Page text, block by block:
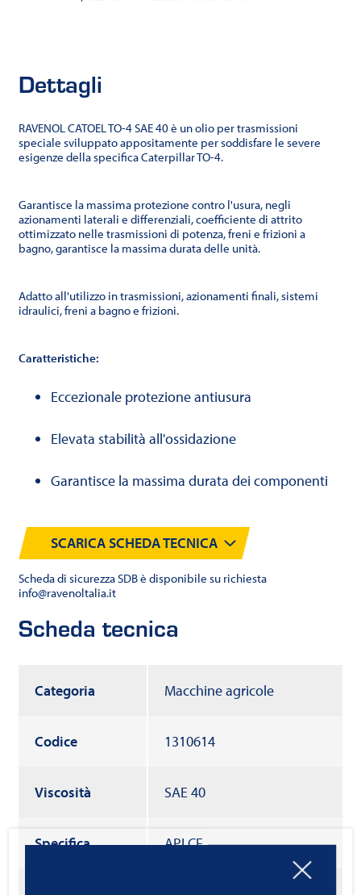
Dettagli
RAVENOL CATOEL TO-4 SAE 40 è un olio per trasmissioni
speciale sviluppato appositamente per soddisfare le severe
esigenze della specifica Caterpillar TO-4.
Garantisce la massima protezione contro l'usura, negli
azionamenti laterali e differenziali, coefficiente di attrito
ottimizzato nelle trasmissioni di potenza, freni e frizioni a
bagno, garantisce la massima durata delle unità.
Adatto all'utilizzo in trasmissioni, azionamenti finali, sistemi
idraulici, freni a bagno e frizioni.
Caratteristiche:
Eccezionale protezione antiusura
Elevata stabilità all'ossidazione
Garantisce la massima durata dei componenti
SCARICA SCHEDA TECNICA
Scheda di sicurezza SDB è disponibile su richiesta
info@ravenoltalia.it
Scheda tecnica
Categoria Macchine agricole
Codice 1310614
Viscosità SAE 40
Specifica API CF